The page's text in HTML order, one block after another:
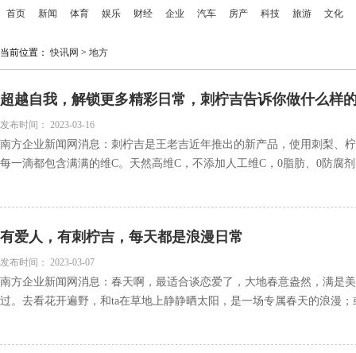
首页 新闻 体育 娱乐 财经 企业 汽车 房产 科技 旅游 文化
当前位置：快讯网 > 地方
超越自我，解锁更多精彩日常，刺柠吉告诉你做什么样
发布时间： 2023-03-16
南方企业新闻网消息：刺柠吉是王老吉近年推出的新产品，使用刺梨、
每一滴都包含满满的维C。天然高维C，不添加人工维C，0脂肪、0防腐
有爱人，有刺柠吉，每天都是浪漫日常
发布时间： 2023-03-07
南方企业新闻网消息：春天啊，最适合谈恋爱了，大地春意盎然，满是
过。去看花开遍野，和ta在草地上静静晒太阳，是一场专属春天的浪漫；